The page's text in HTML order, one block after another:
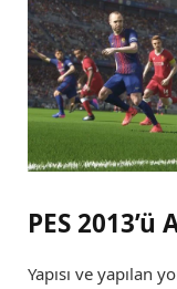
PES
Yapısı ve yapılan